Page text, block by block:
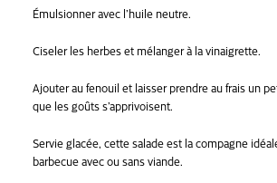
Émulsionner avec l’huile neutre.
Ciseler les herbes et mélanger à la vinaigrette.
Ajouter au fenouil et laisser prendre au frais un
que les goûts s’apprivoisent.
Servie glacée, cette salade est la compagne
barbecue avec ou sans viande.